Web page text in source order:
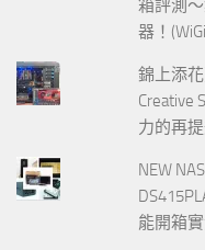
箱評測
器！
錦上添
Creative
力的再提
NEW
能開箱實